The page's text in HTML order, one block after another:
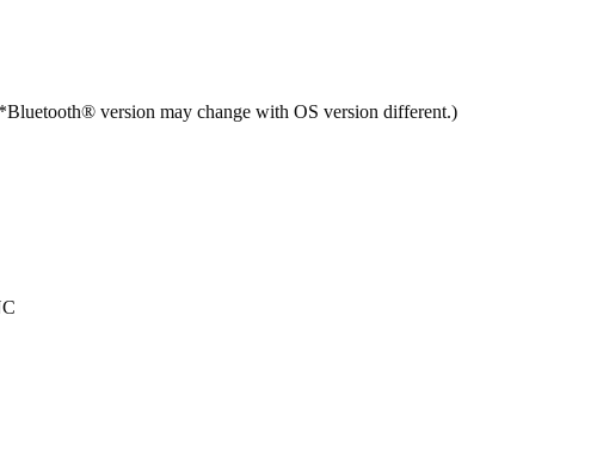
version may change with OS version different.)